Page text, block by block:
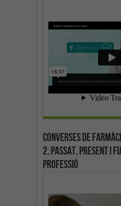
Converses de
2. Passat, present i
professió